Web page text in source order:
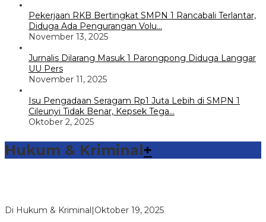
Pekerjaan RKB Bertingkat SMPN 1 Rancabali Terlantar,
Diduga Ada Pengurangan Volu…
November 13, 2025
Jurnalis Dilarang Masuk 1 Parongpong Diduga Langgar
UU Pers
November 11, 2025
Isu Pengadaan Seragam Rp1 Juta Lebih di SMPN 1
Cileunyi Tidak Benar, Kepsek Tega…
Oktober 2, 2025
Hukum & Kriminal+
Di Hukum & Kriminal|Oktober 19, 2025